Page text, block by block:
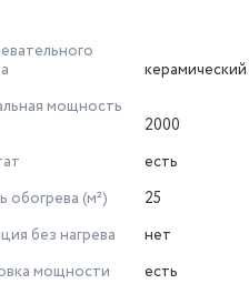
керамический
мощность
2000
есть
обогрева (м²)
25
без нагрева
нет
мощности
есть